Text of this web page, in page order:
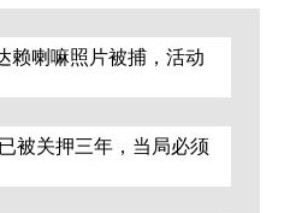
赖喇嘛照片被捕，活动
被关押三年，当局必须